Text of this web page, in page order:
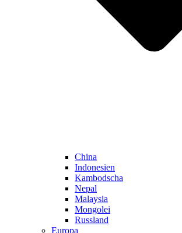
China
Indonesien
Kambodscha
Nepal
Malaysia
Mongolei
Russland
Europa